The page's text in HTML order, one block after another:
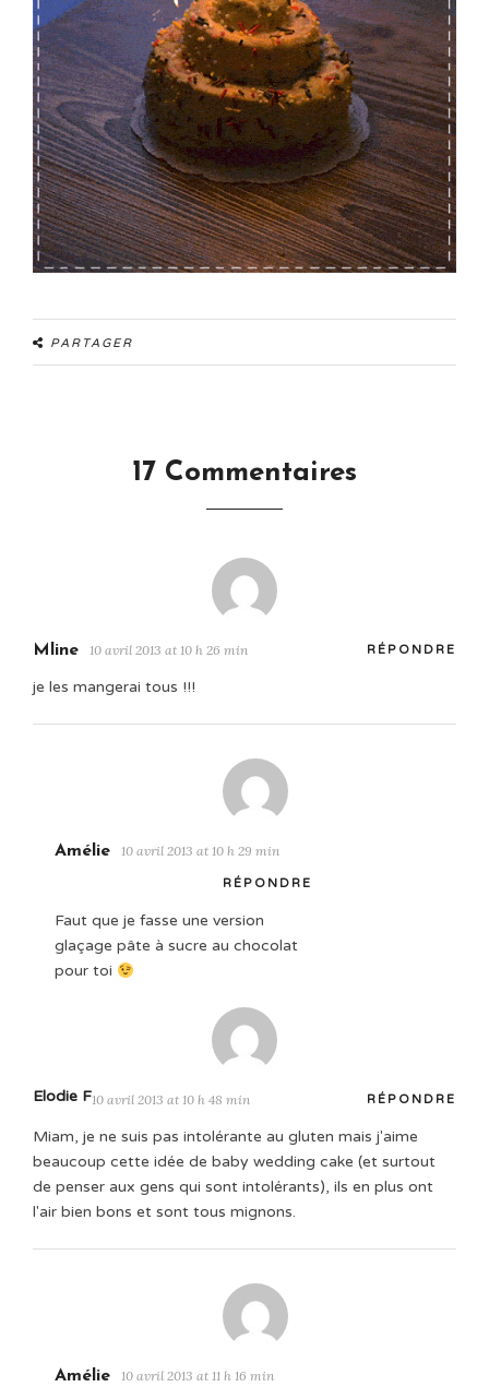
PARTAGER
17 Commentaires
Mline 10 avril 2013 at 10 h 26 min RÉPONDRE
je les mangerai tous !!!
Amélie 10 avril 2013 at 10 h 29 min
RÉPONDRE
Faut que je fasse une version
glaçage pâte à sucre au chocolat
pour toi
Elodie F10 avril 2013 at 10 h 48 min RÉPONDRE
Miam, je ne suis pas intolérante au gluten mais j'aime
beaucoup cette idée de baby wedding cake (et surtout
de penser aux gens qui sont intolérants), ils en plus ont
l'air bien bons et sont tous mignons.
Amélie 10 avril 2013 at 11 h 16 min